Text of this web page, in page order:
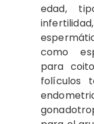
edad,
como
para
folículos